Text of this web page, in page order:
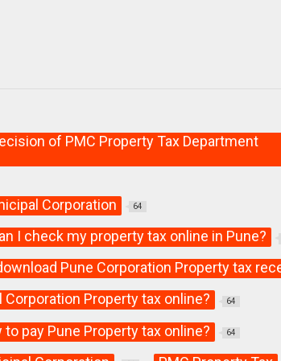
of PMC Property Tax Department
Corporation 64
I check my property tax online in Pune?
Pune Corporation Property tax
Property tax online? 64
to pay Pune Property tax online? 64